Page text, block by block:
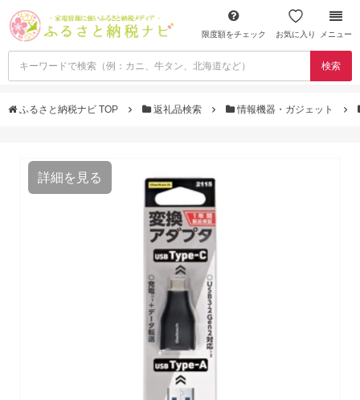
限度額をチェック お気に入り メニュー
検索
ふるさと納税ナビ TOP 返礼品検索 情報機器・ガジェット
詳細を見る